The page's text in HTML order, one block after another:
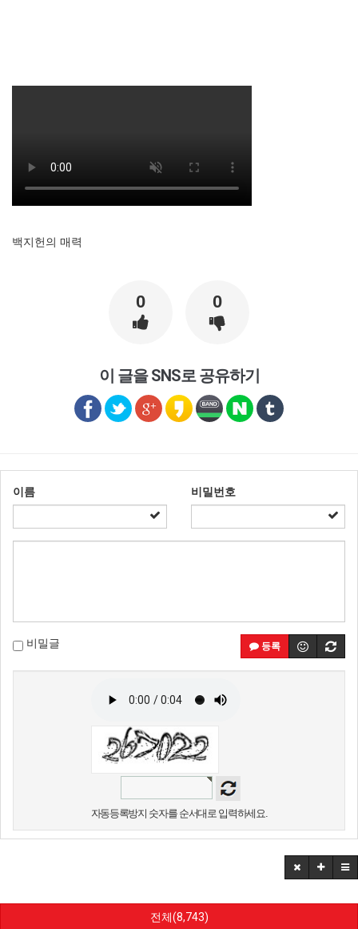
백지헌의 매력
0 0
이 글을 SNS로 공유하기
이름 비밀번호
등록
비밀글
자동등록방지 숫자를 순서대로 입력하세요.
전체(8,743)